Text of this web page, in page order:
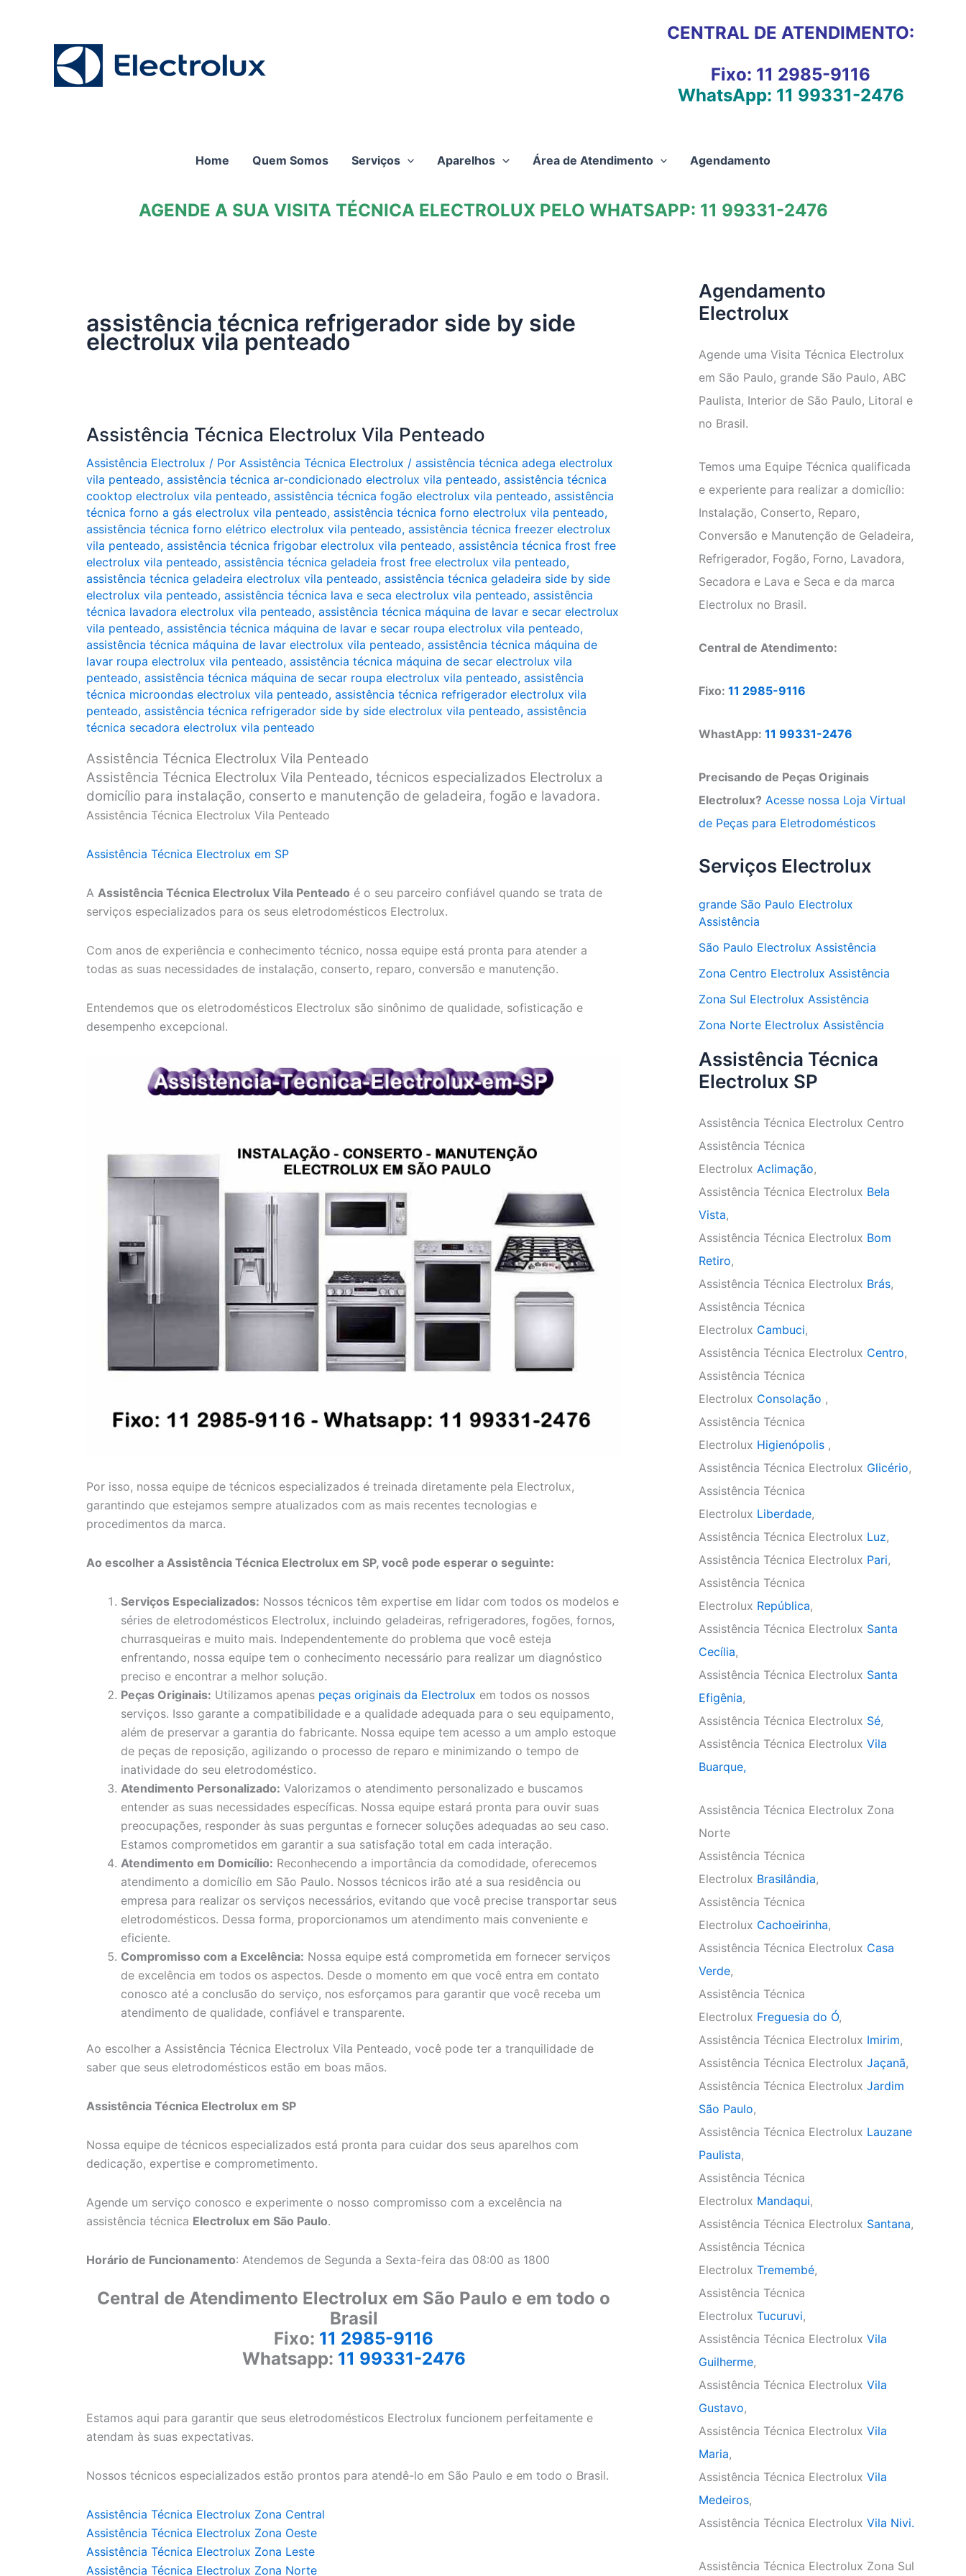
CENTRAL DE ATENDIMENTO:
Fixo: 11 2985-9116
WhatsApp: 11 99331-2476
Home Quem Somos Serviços Aparelhos Área de Atendimento Agendamento
AGENDE A SUA VISITA TÉCNICA ELECTROLUX PELO WHATSAPP: 11 99331-2476
assistência técnica refrigerador side by side
electrolux vila penteado
Assistência Técnica Electrolux Vila Penteado
Assistência Electrolux / Por Assistência Técnica Electrolux / assistência técnica adega electrolux
vila penteado, assistência técnica ar-condicionado electrolux vila penteado, assistência técnica
cooktop electrolux vila penteado, assistência técnica fogão electrolux vila penteado, assistência
técnica forno a gás electrolux vila penteado, assistência técnica forno electrolux vila penteado,
assistência técnica forno elétrico electrolux vila penteado, assistência técnica freezer electrolux
vila penteado, assistência técnica frigobar electrolux vila penteado, assistência técnica frost free
electrolux vila penteado, assistência técnica geladeia frost free electrolux vila penteado,
assistência técnica geladeira electrolux vila penteado, assistência técnica geladeira side by side
electrolux vila penteado, assistência técnica lava e seca electrolux vila penteado, assistência
técnica lavadora electrolux vila penteado, assistência técnica máquina de lavar e secar electrolux
vila penteado, assistência técnica máquina de lavar e secar roupa electrolux vila penteado,
assistência técnica máquina de lavar electrolux vila penteado, assistência técnica máquina de
lavar roupa electrolux vila penteado, assistência técnica máquina de secar electrolux vila
penteado, assistência técnica máquina de secar roupa electrolux vila penteado, assistência
técnica microondas electrolux vila penteado, assistência técnica refrigerador electrolux vila
penteado, assistência técnica refrigerador side by side electrolux vila penteado, assistência
técnica secadora electrolux vila penteado
Assistência Técnica Electrolux Vila Penteado
Assistência Técnica Electrolux Vila Penteado, técnicos especializados Electrolux a
domicílio para instalação, conserto e manutenção de geladeira, fogão e lavadora.
Assistência Técnica Electrolux Vila Penteado
Assistência Técnica Electrolux em SP
A Assistência Técnica Electrolux Vila Penteado é o seu parceiro confiável quando se trata de
serviços especializados para os seus eletrodomésticos Electrolux.
Com anos de experiência e conhecimento técnico, nossa equipe está pronta para atender a
todas as suas necessidades de instalação, conserto, reparo, conversão e manutenção.
Entendemos que os eletrodomésticos Electrolux são sinônimo de qualidade, sofisticação e
desempenho excepcional.
Por isso, nossa equipe de técnicos especializados é treinada diretamente pela Electrolux,
garantindo que estejamos sempre atualizados com as mais recentes tecnologias e
procedimentos da marca.
Ao escolher a Assistência Técnica Electrolux em SP, você pode esperar o seguinte:
Serviços Especializados: Nossos técnicos têm expertise em lidar com todos os modelos e
séries de eletrodomésticos Electrolux, incluindo geladeiras, refrigeradores, fogões, fornos,
churrasqueiras e muito mais. Independentemente do problema que você esteja
enfrentando, nossa equipe tem o conhecimento necessário para realizar um diagnóstico
preciso e encontrar a melhor solução.
Peças Originais: Utilizamos apenas peças originais da Electrolux em todos os nossos
serviços. Isso garante a compatibilidade e a qualidade adequada para o seu equipamento,
além de preservar a garantia do fabricante. Nossa equipe tem acesso a um amplo estoque
de peças de reposição, agilizando o processo de reparo e minimizando o tempo de
inatividade do seu eletrodoméstico.
Atendimento Personalizado: Valorizamos o atendimento personalizado e buscamos
entender as suas necessidades específicas. Nossa equipe estará pronta para ouvir suas
preocupações, responder às suas perguntas e fornecer soluções adequadas ao seu caso.
Estamos comprometidos em garantir a sua satisfação total em cada interação.
Atendimento em Domicílio: Reconhecendo a importância da comodidade, oferecemos
atendimento a domicílio em São Paulo. Nossos técnicos irão até a sua residência ou
empresa para realizar os serviços necessários, evitando que você precise transportar seus
eletrodomésticos. Dessa forma, proporcionamos um atendimento mais conveniente e
eficiente.
Compromisso com a Excelência: Nossa equipe está comprometida em fornecer serviços
de excelência em todos os aspectos. Desde o momento em que você entra em contato
conosco até a conclusão do serviço, nos esforçamos para garantir que você receba um
atendimento de qualidade, confiável e transparente.
Ao escolher a Assistência Técnica Electrolux Vila Penteado, você pode ter a tranquilidade de
saber que seus eletrodomésticos estão em boas mãos.
Assistência Técnica Electrolux em SP
Nossa equipe de técnicos especializados está pronta para cuidar dos seus aparelhos com
dedicação, expertise e comprometimento.
Agende um serviço conosco e experimente o nosso compromisso com a excelência na
assistência técnica Electrolux em São Paulo.
Horário de Funcionamento: Atendemos de Segunda a Sexta-feira das 08:00 as 1800
Central de Atendimento Electrolux em São Paulo e em todo o
Brasil
Fixo: 11 2985-9116
Whatsapp: 11 99331-2476
Estamos aqui para garantir que seus eletrodomésticos Electrolux funcionem perfeitamente e
atendam às suas expectativas.
Nossos técnicos especializados estão prontos para atendê-lo em São Paulo e em todo o Brasil.
Assistência Técnica Electrolux Zona Central
Assistência Técnica Electrolux Zona Oeste
Assistência Técnica Electrolux Zona Leste
Assistência Técnica Electrolux Zona Norte
Agendamento
Electrolux
Agende uma Visita Técnica Electrolux
em São Paulo, grande São Paulo, ABC
Paulista, Interior de São Paulo, Litoral e
no Brasil.
Temos uma Equipe Técnica qualificada
e experiente para realizar a domicílio:
Instalação, Conserto, Reparo,
Conversão e Manutenção de Geladeira,
Refrigerador, Fogão, Forno, Lavadora,
Secadora e Lava e Seca e da marca
Electrolux no Brasil.
Central de Atendimento:
Fixo: 11 2985-9116
WhastApp: 11 99331-2476
Precisando de Peças Originais
Electrolux? Acesse nossa Loja Virtual
de Peças para Eletrodomésticos
Serviços Electrolux
grande São Paulo Electrolux
Assistência
São Paulo Electrolux Assistência
Zona Centro Electrolux Assistência
Zona Sul Electrolux Assistência
Zona Norte Electrolux Assistência
Assistência Técnica
Electrolux SP
Assistência Técnica Electrolux Centro
Assistência Técnica
Electrolux Aclimação,
Assistência Técnica Electrolux Bela
Vista,
Assistência Técnica Electrolux Bom
Retiro,
Assistência Técnica Electrolux Brás,
Assistência Técnica
Electrolux Cambuci,
Assistência Técnica Electrolux Centro,
Assistência Técnica
Electrolux Consolação ,
Assistência Técnica
Electrolux Higienópolis ,
Assistência Técnica Electrolux Glicério,
Assistência Técnica
Electrolux Liberdade,
Assistência Técnica Electrolux Luz,
Assistência Técnica Electrolux Pari,
Assistência Técnica
Electrolux República,
Assistência Técnica Electrolux Santa
Cecília,
Assistência Técnica Electrolux Santa
Efigênia,
Assistência Técnica Electrolux Sé,
Assistência Técnica Electrolux Vila
Buarque,
Assistência Técnica Electrolux Zona
Norte
Assistência Técnica
Electrolux Brasilândia,
Assistência Técnica
Electrolux Cachoeirinha,
Assistência Técnica Electrolux Casa
Verde,
Assistência Técnica
Electrolux Freguesia do Ó,
Assistência Técnica Electrolux Imirim,
Assistência Técnica Electrolux Jaçanã,
Assistência Técnica Electrolux Jardim
São Paulo,
Assistência Técnica Electrolux Lauzane
Paulista,
Assistência Técnica
Electrolux Mandaqui,
Assistência Técnica Electrolux Santana,
Assistência Técnica
Electrolux Tremembé,
Assistência Técnica
Electrolux Tucuruvi,
Assistência Técnica Electrolux Vila
Guilherme,
Assistência Técnica Electrolux Vila
Gustavo,
Assistência Técnica Electrolux Vila
Maria,
Assistência Técnica Electrolux Vila
Medeiros,
Assistência Técnica Electrolux Vila Nivi.
Assistência Técnica Electrolux Zona Sul